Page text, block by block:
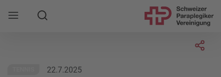
Mobile Navigation öffnen
Suche
22.7.2025